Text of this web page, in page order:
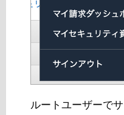
ルートユーザーで